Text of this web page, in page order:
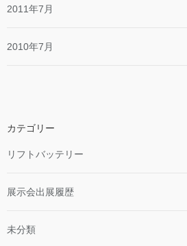
2011年7月
2010年7月
カテゴリー
リフトバッテリー
展示会出展履歴
未分類